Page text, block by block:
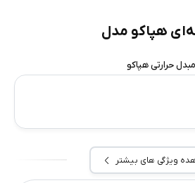
هپاکو مدل
مبدل حرارتی هپاکو
ویژگی های بیشتر